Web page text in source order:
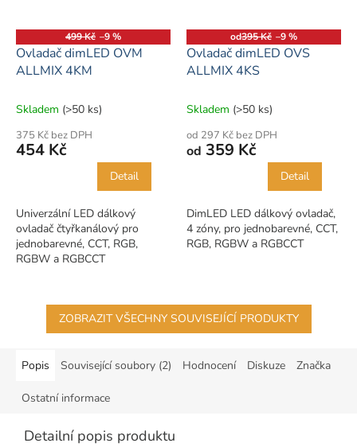
499 Kč –9 %
Ovladač dimLED OVM
ALLMIX 4KM
Skladem (>50 ks)
375 Kč bez DPH
454 Kč
Detail
Univerzální LED dálkový
ovladač čtyřkanálový pro
jednobarevné, CCT, RGB,
RGBW a RGBCCT
od395 Kč –9 %
Ovladač dimLED OVS
ALLMIX 4KS
Skladem (>50 ks)
od 297 Kč bez DPH
od 359 Kč
Detail
DimLED LED dálkový ovladač,
4 zóny, pro jednobarevné, CCT,
RGB, RGBW a RGBCCT
ZOBRAZIT VŠECHNY SOUVISEJÍCÍ PRODUKTY
Popis Související soubory (2) Hodnocení Diskuze Značka
Ostatní informace
Detailní popis produktu